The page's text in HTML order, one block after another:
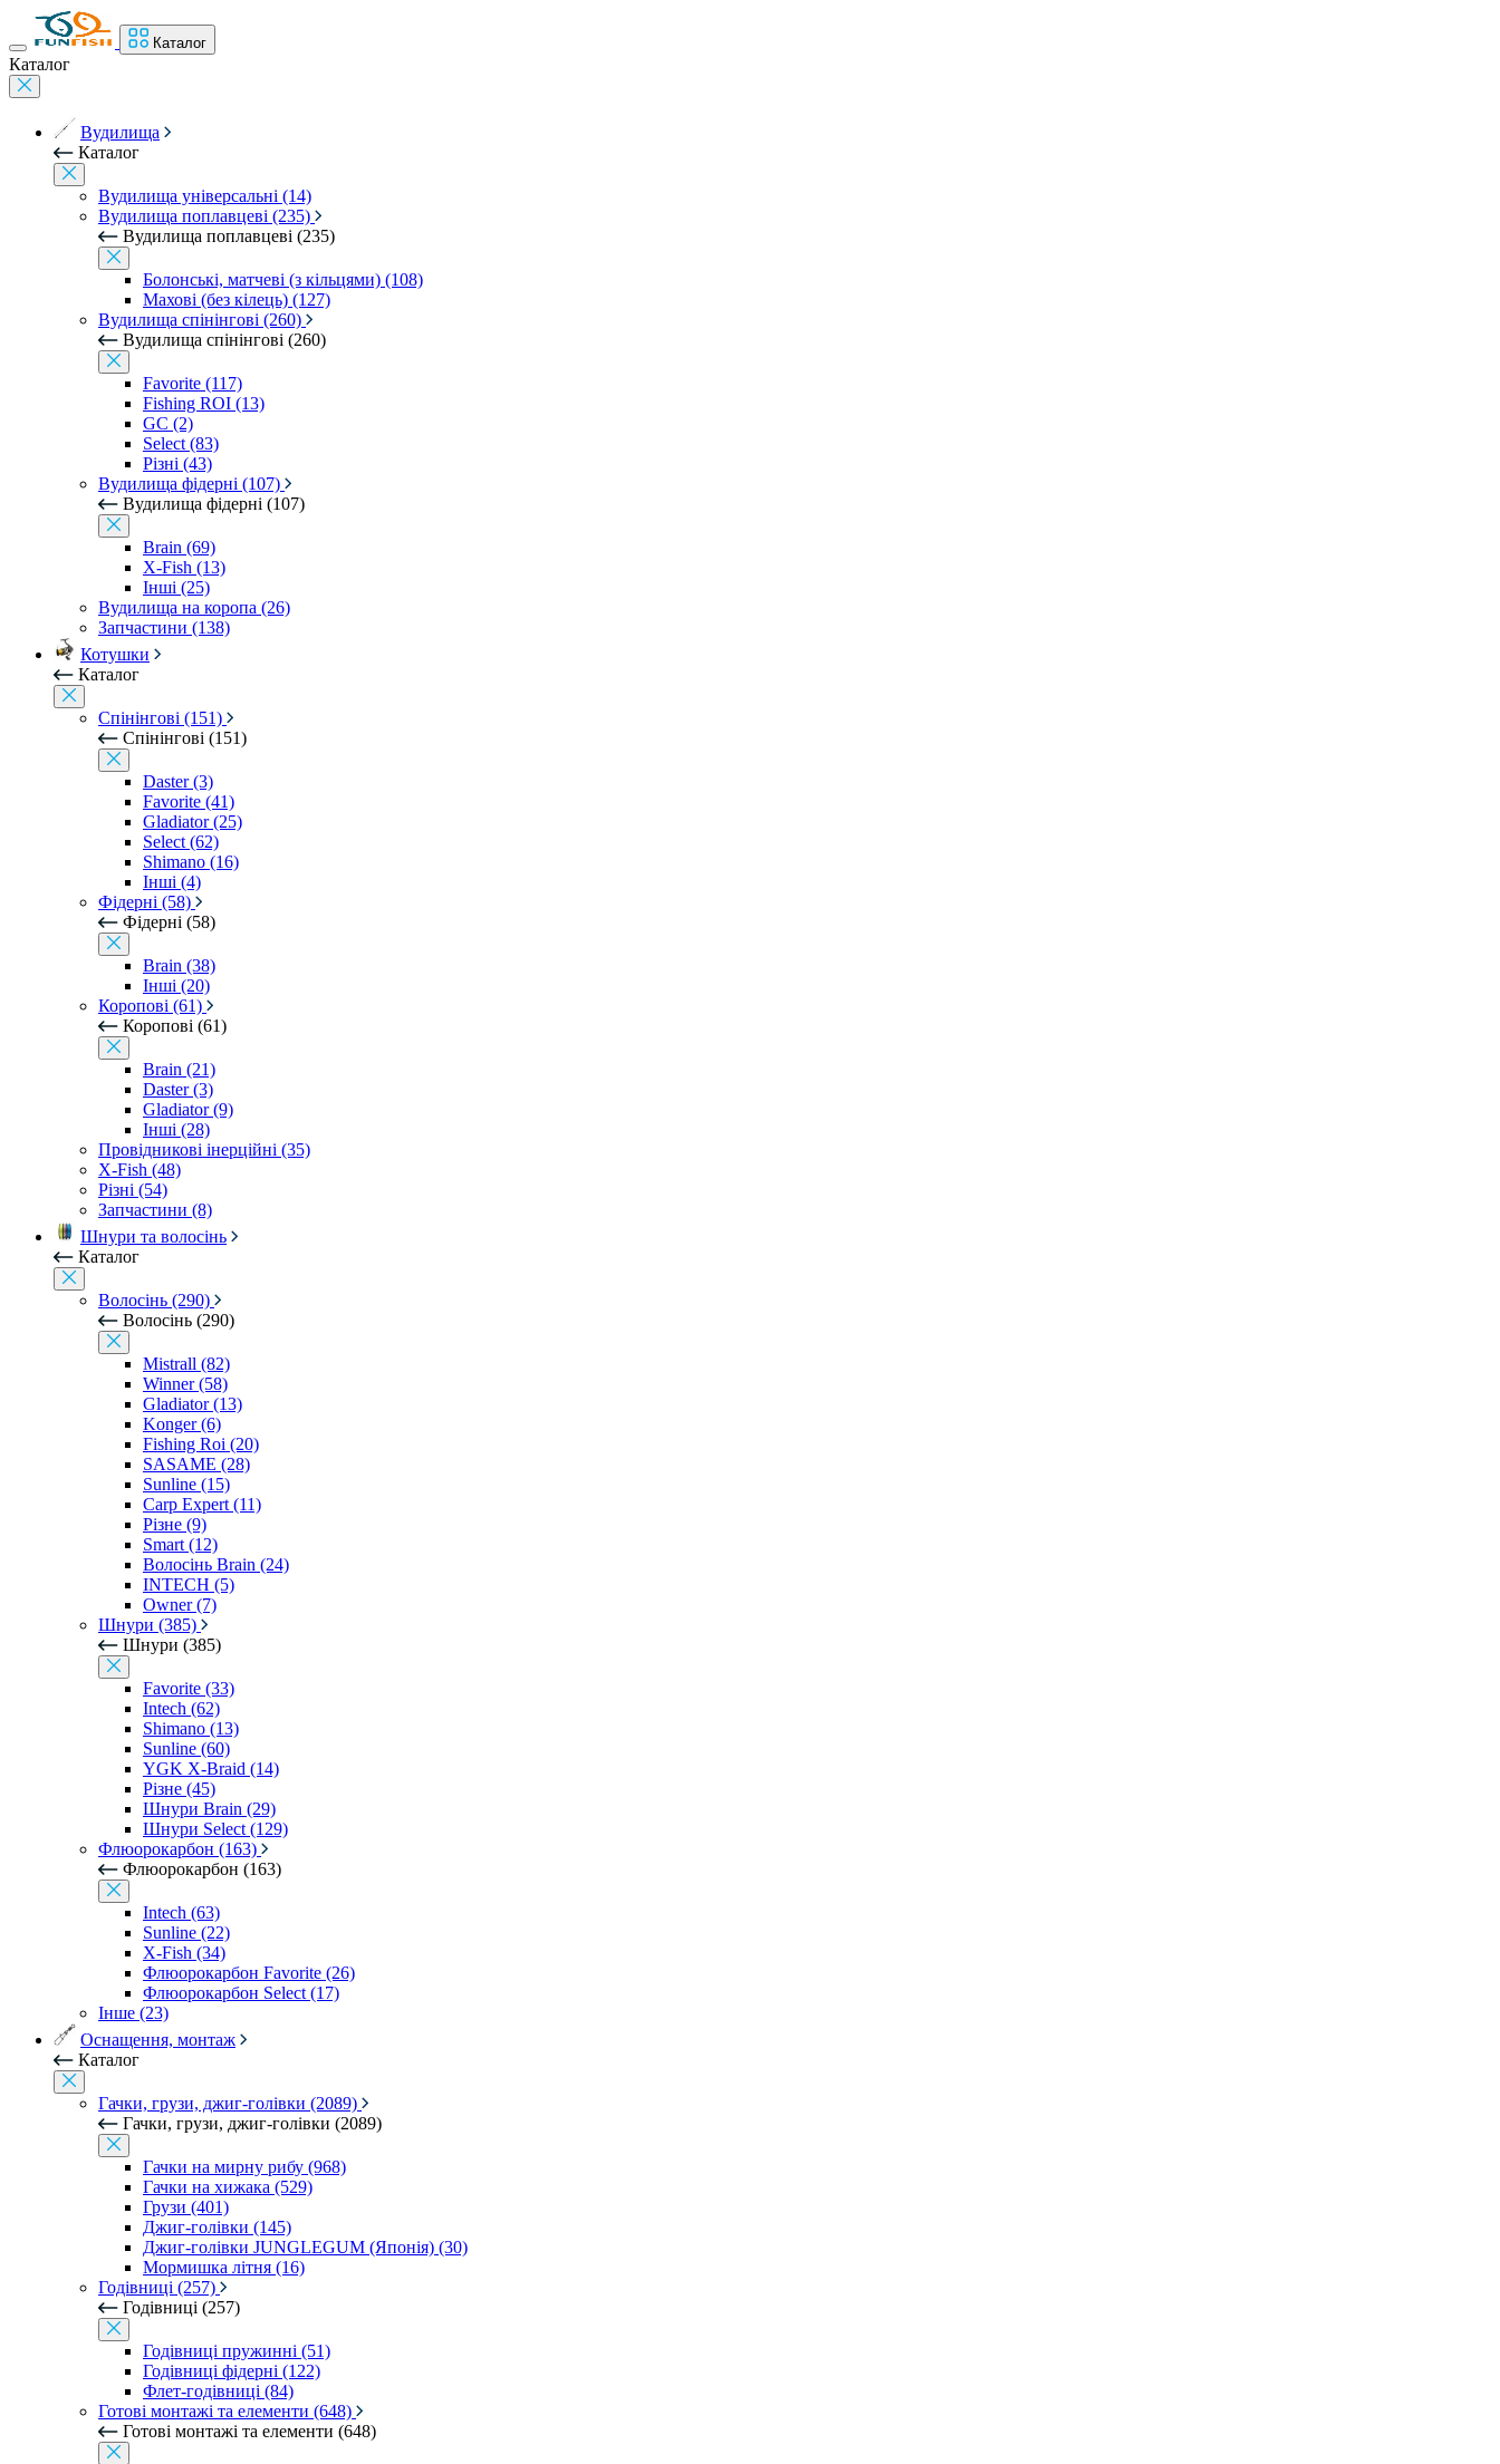
Каталог
Каталог
Вудилища
Каталог
Вудилища універсальні (14)
Вудилища поплавцеві (235)
Вудилища поплавцеві (235)
Болонські, матчеві (з кільцями) (108)
Махові (без кілець) (127)
Вудилища спінінгові (260)
Вудилища спінінгові (260)
Favorite (117)
Fishing ROI (13)
GC (2)
Select (83)
Різні (43)
Вудилища фідерні (107)
Вудилища фідерні (107)
Brain (69)
X-Fish (13)
Інші (25)
Вудилища на коропа (26)
Запчастини (138)
Котушки
Каталог
Спінінгові (151)
Спінінгові (151)
Daster (3)
Favorite (41)
Gladiator (25)
Select (62)
Shimano (16)
Інші (4)
Фідерні (58)
Фідерні (58)
Brain (38)
Інші (20)
Коропові (61)
Коропові (61)
Brain (21)
Daster (3)
Gladiator (9)
Інші (28)
Провідникові інерційні (35)
X-Fish (48)
Різні (54)
Запчастини (8)
Шнури та волосінь
Каталог
Волосінь (290)
Волосінь (290)
Mistrall (82)
Winner (58)
Gladiator (13)
Konger (6)
Fishing Roi (20)
SASAME (28)
Sunline (15)
Carp Expert (11)
Різне (9)
Smart (12)
Волосінь Brain (24)
INTECH (5)
Owner (7)
Шнури (385)
Шнури (385)
Favorite (33)
Intech (62)
Shimano (13)
Sunline (60)
YGK X-Braid (14)
Різне (45)
Шнури Brain (29)
Шнури Select (129)
Флюорокарбон (163)
Флюорокарбон (163)
Intech (63)
Sunline (22)
X-Fish (34)
Флюорокарбон Favorite (26)
Флюорокарбон Select (17)
Інше (23)
Оснащення, монтаж
Каталог
Гачки, грузи, джиг-голівки (2089)
Гачки, грузи, джиг-голівки (2089)
Гачки на мирну рибу (968)
Гачки на хижака (529)
Грузи (401)
Джиг-голівки (145)
Джиг-голівки JUNGLEGUM (Японія) (30)
Мормишка літня (16)
Годівниці (257)
Годівниці (257)
Годівниці пружинні (51)
Годівниці фідерні (122)
Флет-годівниці (84)
Готові монтажі та елементи (648)
Готові монтажі та елементи (648)